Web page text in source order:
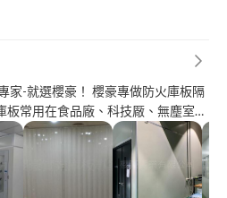
櫻豪專做防火庫板隔
常用在食品廠、科技厰、無塵室、
我司也可以一條龍為您設計規劃庫
的需求設置，除了外觀，也要考量
辦公室隔間分為輕隔間/OA隔間；輕
期較長，且無法重複利用。庫板隔間